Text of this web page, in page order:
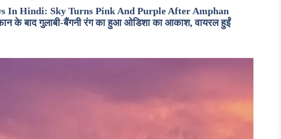
In Hindi: Sky Turns Pink And Purple After Amphan
के बाद गुलाबी-बैंगनी रंग का हुआ ओडिशा का आकाश, वायरल हुईं